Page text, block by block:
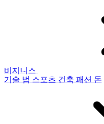
비지니스
기술 법 스포츠 건축 패션 돈